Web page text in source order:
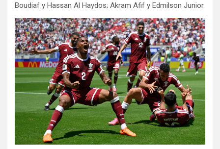
Boudiaf y Hassan Al Haydos; Akram Afif y Edmilson Junior.